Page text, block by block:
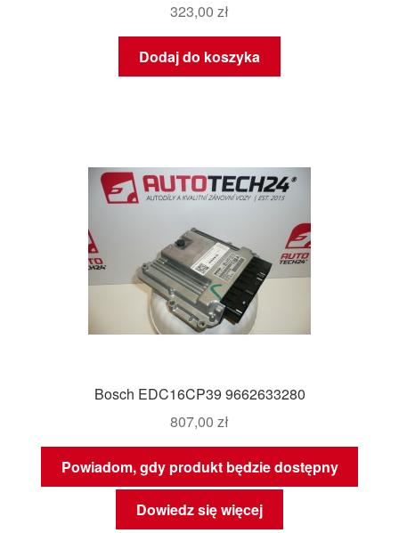
323,00 zł
Dodaj do koszyka
Bosch EDC16CP39 9662633280
807,00 zł
Powiadom, gdy produkt będzie dostępny
Dowiedz się więcej